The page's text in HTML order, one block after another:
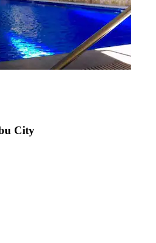
City